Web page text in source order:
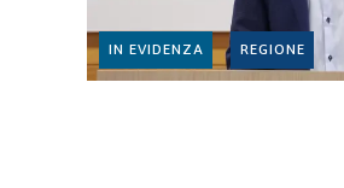
IN EVIDENZA REGIONE